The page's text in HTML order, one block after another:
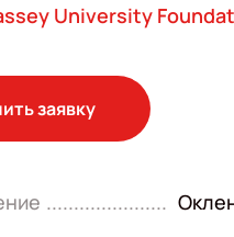
University
заявку